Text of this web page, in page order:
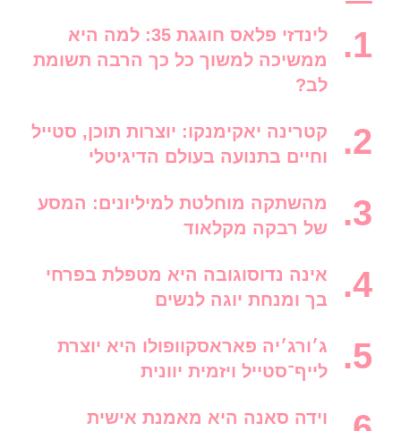
לינדזי פלאס חוגגת 35: למה היא
ממשיכה למשוך כל כך הרבה תשומת
לב?
קטרינה יאקימנקו: יוצרות תוכן, סטייל
וחיים בתנועה בעולם הדיגיטלי
מהשתקה מוחלטת למיליונים: המסע
של רבקה מקלאוד
אינה נדוסוגובה היא מטפלת בפרחי
בך ומנחת יוגה לנשים
ג׳ורג׳יה פאראסקוופולו היא יוצרת
לייף־סטייל ויזמית יוונית
וידה סאנה היא מאמנת אישית